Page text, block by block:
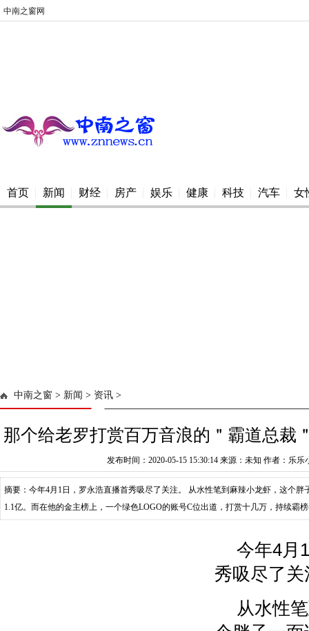
中南之窗网
首页 新闻 财经 房产 娱乐 健康 科技 汽车 女
中南之窗 > 新闻 > 资讯 >
那个给老罗打赏百万音浪的＂霸道总裁
发布时间：2020-05-15 15:30:14 来源：未知 作者：乐乐
摘要：今年4月1日，罗永浩直播首秀吸尽了关注。 从水性笔到麻辣小龙虾，这个
1.1亿。而在他的金主榜上，一个绿色LOGO的账号C位出道，打赏十几万，持续霸
今年4月
秀吸尽了关
从水性